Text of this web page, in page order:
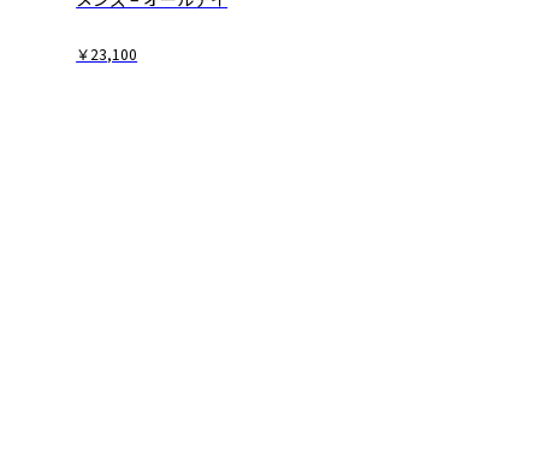
￥23,100